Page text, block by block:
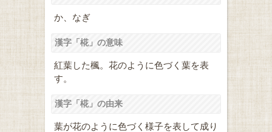
か、なぎ
漢字「椛」の意味
紅葉した楓。花のように色づく葉を表
す。
漢字「椛」の由来
葉が花のように色づく様子を表して成り